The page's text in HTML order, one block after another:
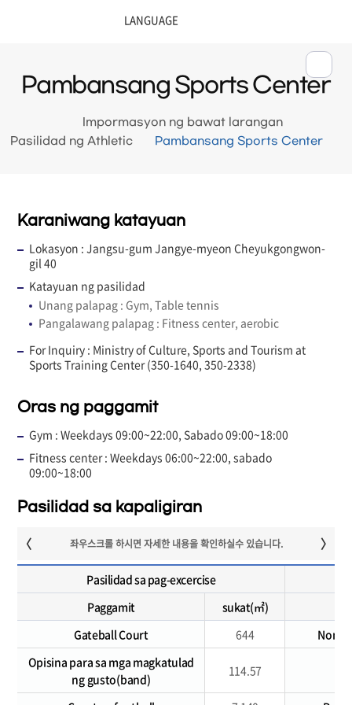
Pambansang Sports Center
Impormasyon ng bawat larangan
Pasilidad ng Athletic
Pambansang Sports Center
Karaniwang katayuan
Lokasyon : Jangsu-gum Jangye-myeon Cheyukgongwon-
gil 40
Katayuan ng pasilidad
Unang palapag : Gym, Table tennis
Pangalawang palapag : Fitness center, aerobic
For Inquiry : Ministry of Culture, Sports and Tourism at
Sports Training Center (350-1640, 350-2338)
Oras ng paggamit
Gym : Weekdays 09:00~22:00, Sabado 09:00~18:00
Fitness center : Weekdays 06:00~22:00, sabado
09:00~18:00
Pasilidad sa kapaligiran
Pasilidad sa pag-excercise
Paggamit
sukat(㎡)
Gateball Court
644
Opisina para sa mga magkatulad
ng gusto(band)
114.57